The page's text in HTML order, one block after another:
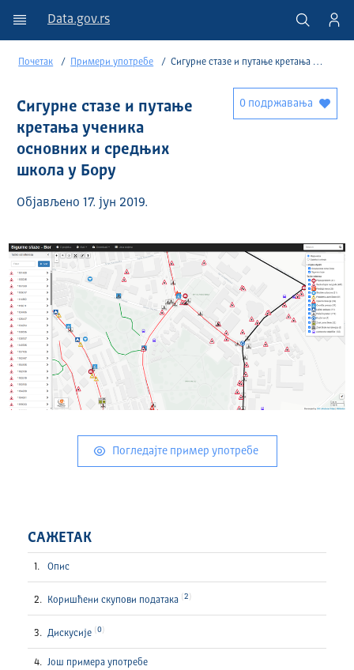
Data.gov.rs
Почетак Примери употребе Сигурне стазе и путање кретања ученика основних и средњих школа у Бору
Сигурне стазе и путање
кретања ученика
основних и средњих
школа у Бору
Објављено 17. јун 2019.
0 подржавања
Погледајте пример употребе
САЖЕТАК
Опис
Коришћени скупови података 2
Дискусије 0
Још примера употребе